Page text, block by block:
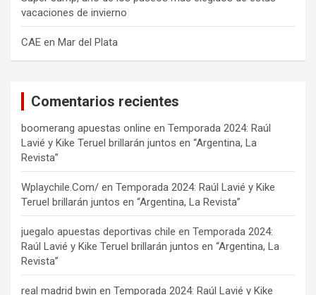
vacaciones de invierno
CAE en Mar del Plata
Comentarios recientes
boomerang apuestas online en Temporada 2024: Raúl
Lavié y Kike Teruel brillarán juntos en “Argentina, La
Revista”
Wplaychile.Com/ en Temporada 2024: Raúl Lavié y Kike
Teruel brillarán juntos en “Argentina, La Revista”
juegalo apuestas deportivas chile en Temporada 2024:
Raúl Lavié y Kike Teruel brillarán juntos en “Argentina, La
Revista”
real madrid bwin en Temporada 2024: Raúl Lavié y Kike